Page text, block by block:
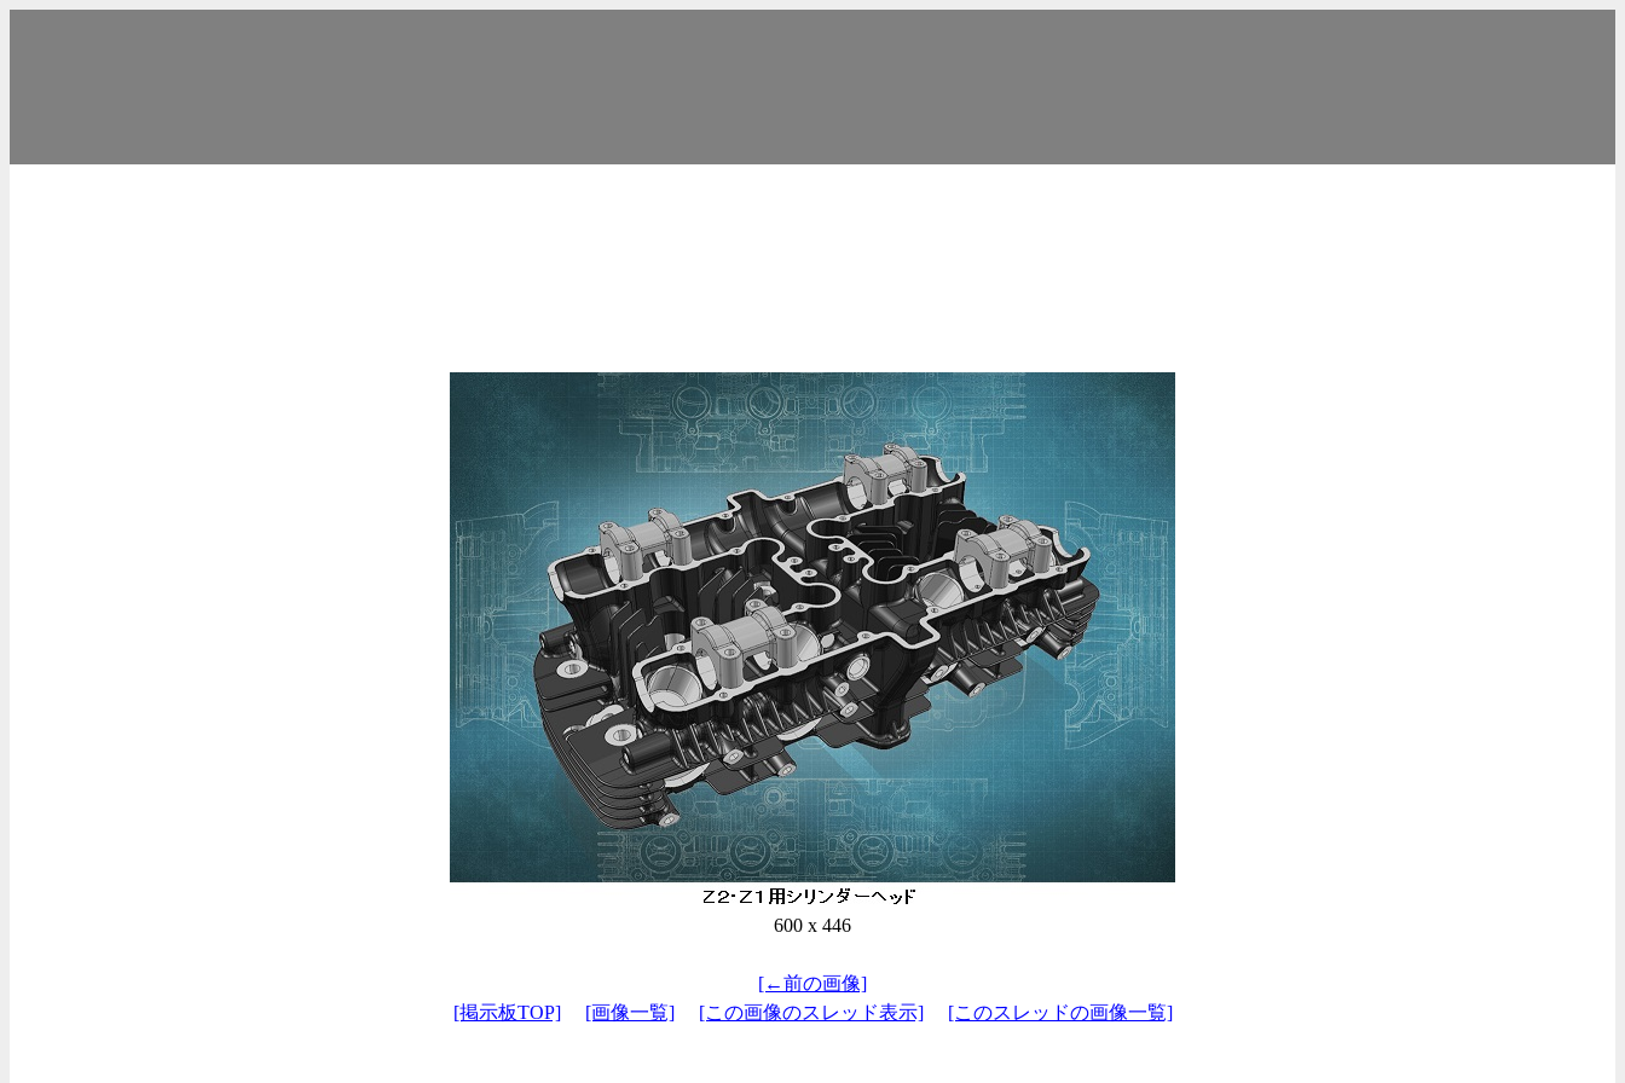
600 x 446
[←前の画像]
[掲示板TOP]
[画像一覧] [この画像のスレッド表示] [このスレッドの画像一覧]